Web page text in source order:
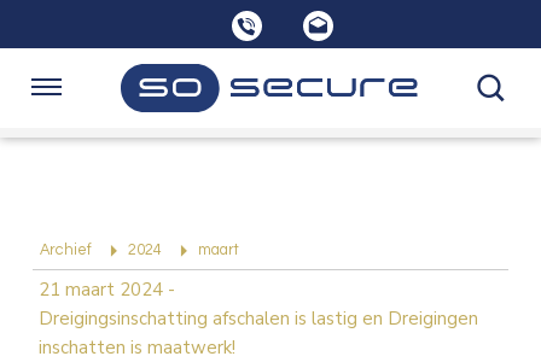
links
Spring
naar
navigatie
Opleidingen
Consultancy
Navigatie
Archief 2024 maart
21 maart 2024-
Dreigingsinschatting afschalen is lastig en Dreigingen
inschatten is maatwerk!